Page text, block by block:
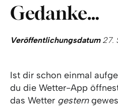
Gedanke…
Veröffentlichungsdatum27.
Ist dir schon einmal
du die Wetter-App
das Wetter gestern